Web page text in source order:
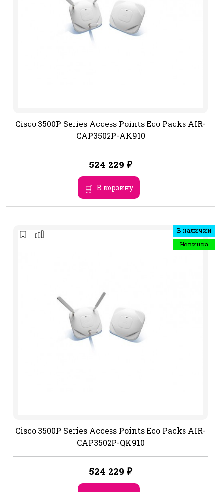
Cisco 3500P Series Access Points Eco Packs AIR-
CAP3502P-AK910
524 229 ₽
В корзину
В наличии
Новинка
Cisco 3500P Series Access Points Eco Packs AIR-
CAP3502P-QK910
524 229 ₽